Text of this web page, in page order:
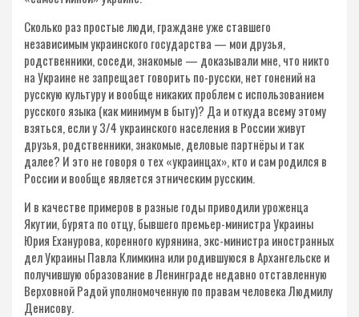
Сколько раз простые люди, граждане уже ставшего
независимым украинского государства — мои друзья,
родственники, соседи, знакомые — доказывали мне, что никто
на Украине не запрещает говорить по-русски, нет гонений на
русскую культуру и вообще никаких проблем с использованием
русского языка (как минимум в быту)? Да и откуда всему этому
взяться, если у 3/4 украинского населения в России живут
друзья, родственники, знакомые, деловые партнёры и так
далее? И это не говоря о тех «украинцах», кто и сам родился в
России и вообще является этническим русским.
И в качестве примеров в разные годы приводили уроженца
Якутии, бурята по отцу, бывшего премьер-министра Украины
Юрия Еханурова, коренного курянина, экс-министра иностранных
дел Украины Павла Климкина или родившуюся в Архангельске и
получившую образование в Ленинграде недавно отставленную
Верховной Радой уполномоченную по правам человека Людмилу
Денисову.